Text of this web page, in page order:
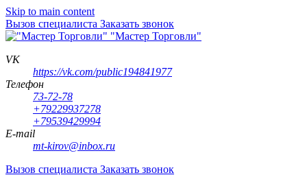
Skip to main content
Вызов специалиста Заказать звонок
"Мастер Торговли"
VK
https://vk.com/public194841977
Телефон
73-72-78
+79229937278
+79539429994
E-mail
mt-kirov@inbox.ru
Вызов специалиста Заказать звонок